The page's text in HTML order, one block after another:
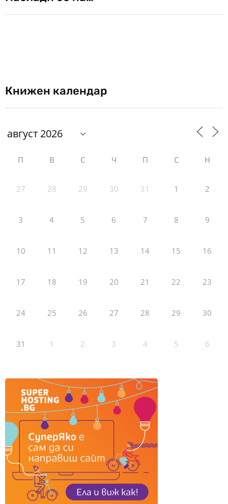
Книжен календар
П В С Ч П С Н
27 28 29 30 31 1 2
3 4 5 6 7 8 9
10 11 12 13 14 15 16
17 18 19 20 21 22 23
24 25 26 27 28 29 30
31 1 2 3 4 5 6